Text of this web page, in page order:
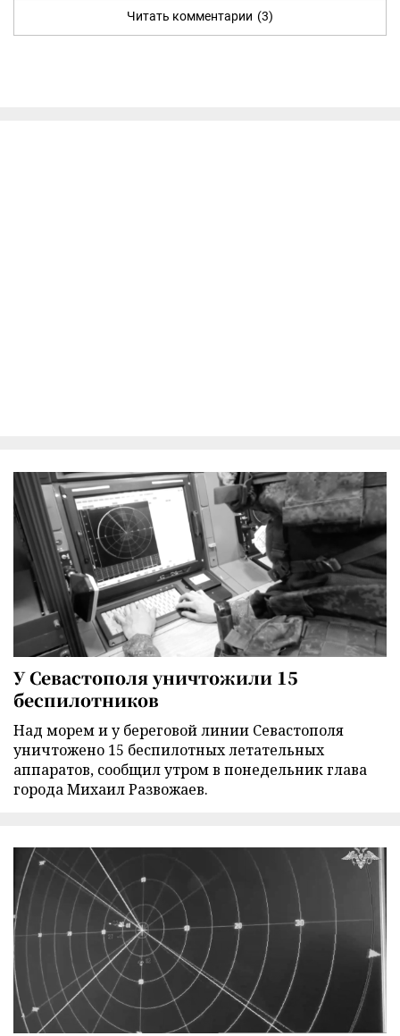
Читать комментарии (3)
У Севастополя уничтожили 15
беспилотников
Над морем и у береговой линии Севастополя
уничтожено 15 беспилотных летательных
аппаратов, сообщил утром в понедельник глава
города Михаил Развожаев.